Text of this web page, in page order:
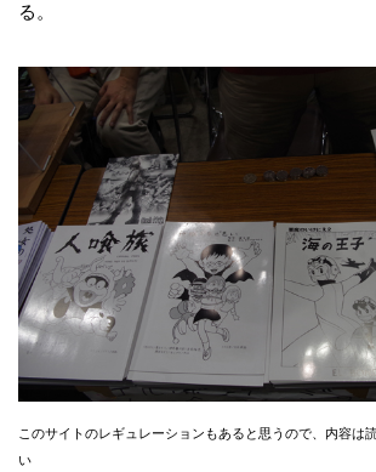
る。
このサイトのレギュレーションもあると思うので、内容は
い